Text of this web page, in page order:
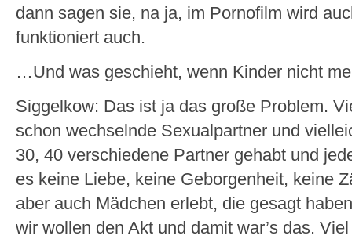
dann sagen sie, na ja, im Pornofilm wird
funktioniert auch.
…Und was geschieht, wenn Kinder nicht
Siggelkow: Das ist ja das große Problem.
schon wechselnde Sexualpartner und
30, 40 verschiedene Partner gehabt und
es keine Liebe, keine Geborgenheit, keine
aber auch Mädchen erlebt, die gesagt
wir wollen den Akt und damit war’s das.